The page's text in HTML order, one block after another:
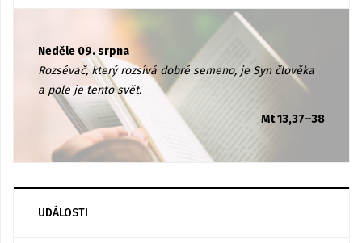
Neděle 09. srpna
Rozsévač, který rozsívá dobré semeno, je Syn člověka
a pole je tento svět.
Mt 13,37–38
UDÁLOSTI